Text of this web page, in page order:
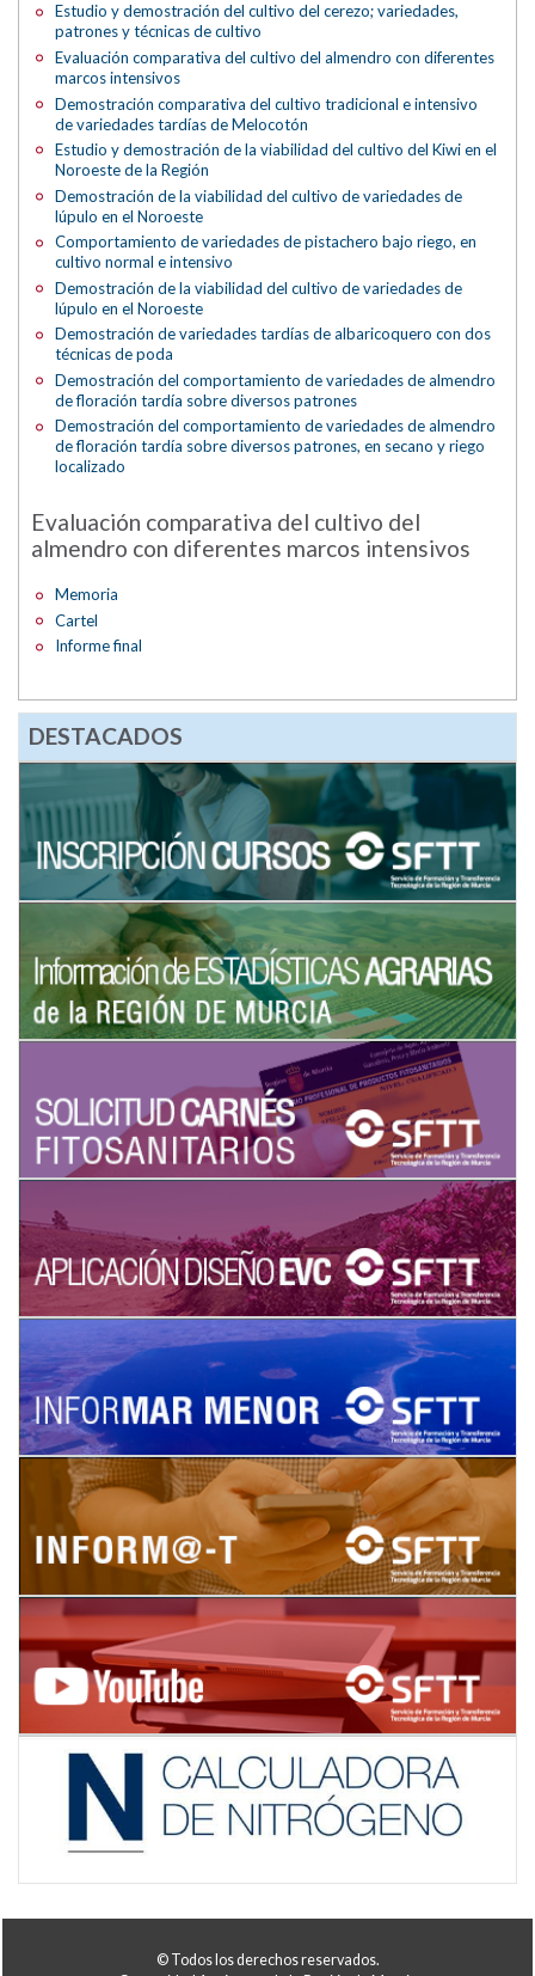
Estudio y demostración del cultivo del cerezo; variedades,
patrones y técnicas de cultivo
Evaluación comparativa del cultivo del almendro con diferentes
marcos intensivos
Demostración comparativa del cultivo tradicional e intensivo
de variedades tardías de Melocotón
Estudio y demostración de la viabilidad del cultivo del Kiwi en el
Noroeste de la Región
Demostración de la viabilidad del cultivo de variedades de
lúpulo en el Noroeste
Comportamiento de variedades de pistachero bajo riego, en
cultivo normal e intensivo
Demostración de la viabilidad del cultivo de variedades de
lúpulo en el Noroeste
Demostración de variedades tardías de albaricoquero con dos
técnicas de poda
Demostración del comportamiento de variedades de almendro
de floración tardía sobre diversos patrones
Demostración del comportamiento de variedades de almendro
de floración tardía sobre diversos patrones, en secano y riego
localizado
Evaluación comparativa del cultivo del
almendro con diferentes marcos intensivos
Memoria
Cartel
Informe final
DESTACADOS
© Todos los derechos reservados.